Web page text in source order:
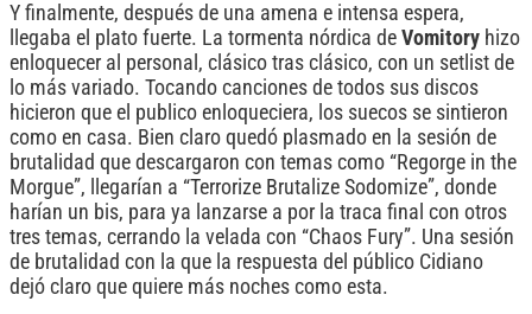
Y finalmente, después de una amena e intensa espera,
llegaba el plato fuerte. La tormenta nórdica de Vomitory hizo
enloquecer al personal, clásico tras clásico, con un setlist de
lo más variado. Tocando canciones de todos sus discos
hicieron que el publico enloqueciera, los suecos se sintieron
como en casa. Bien claro quedó plasmado en la sesión de
brutalidad que descargaron con temas como “Regorge in the
Morgue”, llegarían a “Terrorize Brutalize Sodomize”, donde
harían un bis, para ya lanzarse a por la traca final con otros
tres temas, cerrando la velada con “Chaos Fury”. Una sesión
de brutalidad con la que la respuesta del público Cidiano
dejó claro que quiere más noches como esta.